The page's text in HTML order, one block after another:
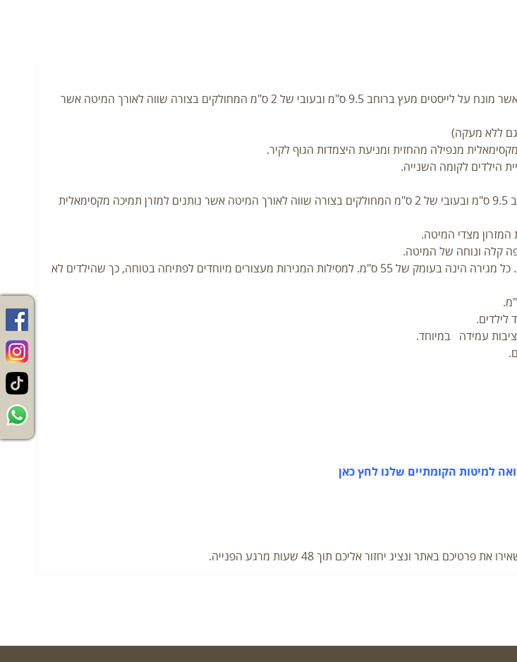
– מיטות בעלות מזרנים בגודל 190/80/10 (ניתן לקבל גם ברוחב 90) אשר מונח על לייסטים מעץ ברוחב 9.5 ס"מ ובעובי של 2 ס"מ המחולקים בצורה שווה לאורך המיטה אשר
ללא מעקה)
מנפילה מהחזית ומניעת היצמדות הגוף לקיר.
- מיטה בעלת מזרון בגודל 184/80/8 אשר מונח על לייסטים מעץ ברוחב 9.5 ס"מ ובעובי של 2 ס"מ המחולקים בצורה שווה לאורך המיטה אשר נותנים למזרן תמיכה מקסימאלית
– 2 מגירות לאחסון העשויות מעץ מלא הנמצאות במיטה הנשלפת. כל מגירה הינה בעומק של 55 ס"מ. למסילות המגירות מעצורים מיוחדים לפתיחה בטוחה, כך שהילדים לא
לילדים.
עמידה במיוחד.
למיטות הקומתיים שלנו לחץ כאן
ונציג יחזור אליכם תוך 48 שעות מרגע הפנייה.